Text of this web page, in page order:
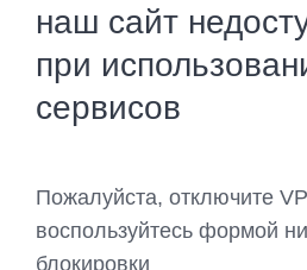
наш сайт
при
сервисов
Пожалуйста, отключите
воспользуйтесь формой
блокировки